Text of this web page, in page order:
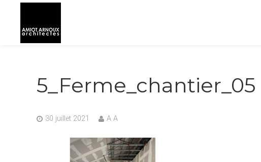
5_Ferme_chantier_05
30 juillet 2021 A A